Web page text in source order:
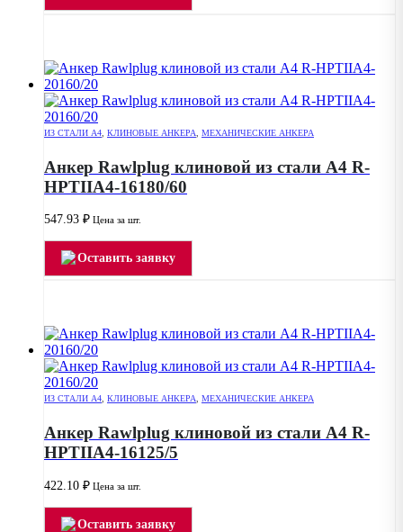
ИЗ СТАЛИ А4 КЛИНОВЫЕ АНКЕРА МЕХАНИЧЕСКИЕ АНКЕРА
Анкер Rawlplug клиновой из стали А4 R-
HPTIIA4-16180/60
547.93 ₽ Цена за шт.
Оставить заявку
ИЗ СТАЛИ А4, КЛИНОВЫЕ АНКЕРА, МЕХАНИЧЕСКИЕ АНКЕРА
Анкер Rawlplug клиновой из стали А4 R-
HPTIIA4-16125/5
422.10 ₽ Цена за шт.
Оставить заявку